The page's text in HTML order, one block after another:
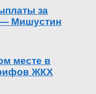
за
— Мишустин
месте в
ЖКХ